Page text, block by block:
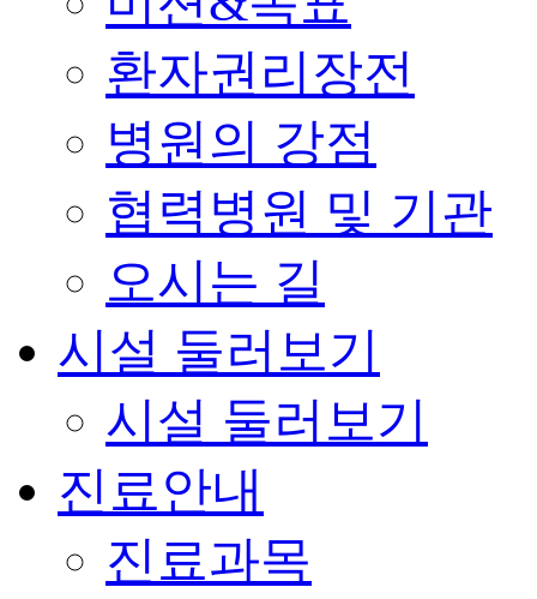
환자권리장전
병원의 강점
협력병원 및 기관
오시는 길
시설 둘러보기
시설 둘러보기
진료안내
진료과목